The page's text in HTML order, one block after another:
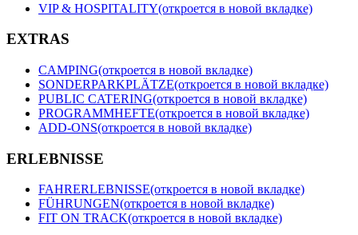
VIP & HOSPITALITY(откроется в новой вкладке)
EXTRAS
CAMPING(откроется в новой вкладке)
SONDERPARKPLÄTZE(откроется в новой вкладке)
PUBLIC CATERING(откроется в новой вкладке)
PROGRAMMHEFTE(откроется в новой вкладке)
ADD-ONS(откроется в новой вкладке)
ERLEBNISSE
FAHRERLEBNISSE(откроется в новой вкладке)
FÜHRUNGEN(откроется в новой вкладке)
FIT ON TRACK(откроется в новой вкладке)